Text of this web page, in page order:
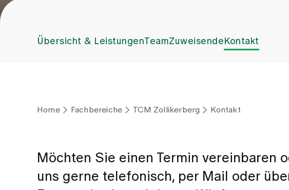
Übersicht & LeistungenTeamZuweisende Kontakt
Home Fachbereiche TCM Zollikerberg Kontakt
Möchten Sie einen Termin vereinbaren
uns gerne telefonisch, per Mail oder